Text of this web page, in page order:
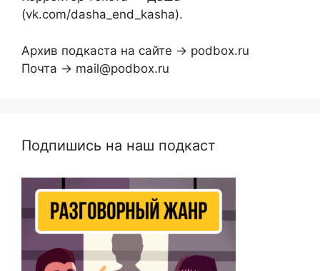
(vk.com/dasha_end_kasha).
Архив подкаста на сайте → podbox.ru
Почта → mail@podbox.ru
Подпишись на наш подкаст